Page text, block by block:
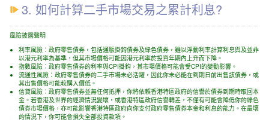
3. 如何計算二手市場交易之累計利息?
風險披露聲明
利率風險：政府零售債券，包括通脹掛鈎債券及綠色債券，雖以浮動利率計算利息與及並非
以港元利率為基準，但其市場價格可能因港元利率於投資年期內上升而下降。
指數風險：政府零售債券的利率與CPI掛鈎，其市場價格可能會受CPI的變動影響。
流通性風險：政府零售債券的二手市場未必活躍，因此你未必能在到期日前出售該債券，或
其出售價格可能較購入價低。
信貸風險：政府零售債券並無任何抵押，你將依賴香港特區政府的信譽於債券到期時取回本
金。若香港及世界的經濟情況變壞，或香港特區政府信譽轉差，不僅有可能會降低你的綠色
債券市場價格，亦可能影響香港特區政府向你支付政府零售債券本金和利息的能力。在最壞
的情況下，你可能會損失全部投資款項。